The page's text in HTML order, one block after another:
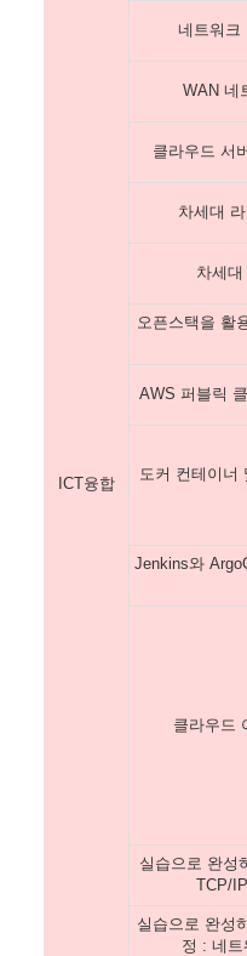
ICT융합
네트워크
WAN 네
클라우드 서
차세대
차세
오픈스택을 활
AWS 퍼블릭
도커 컨테이너
Jenkins와
클라우드
실습으로 완성
TCP/
실습으로 완성
정 : 네